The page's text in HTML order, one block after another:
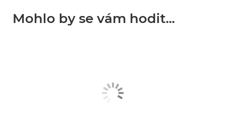
Mohlo by se vám hodit...